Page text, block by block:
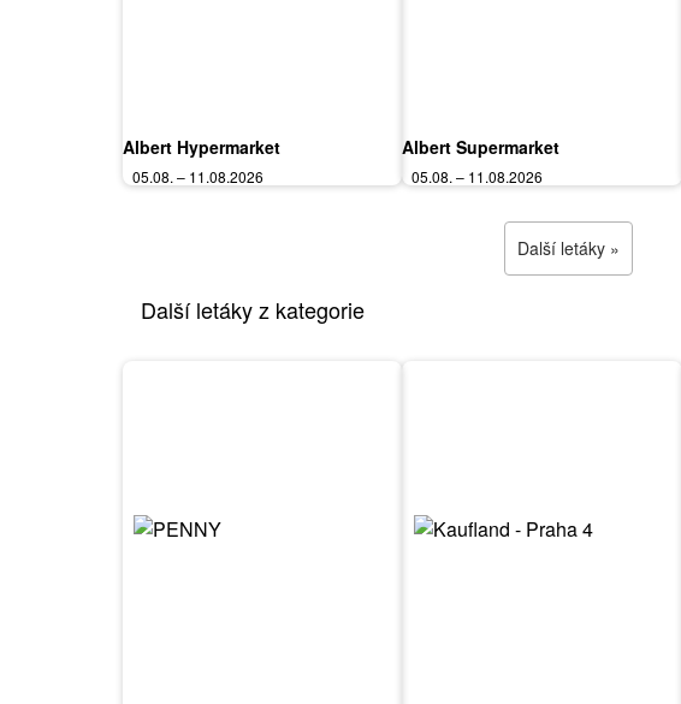
Albert Hypermarket
05.08. – 11.08.2026
Albert Supermarket
05.08. – 11.08.2026
Další letáky »
Další letáky z kategorie